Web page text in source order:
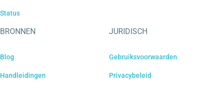
Status
BRONNEN
Blog
Handleidingen
JURIDISCH
Gebruiksvoorwaarden
Privacybeleid